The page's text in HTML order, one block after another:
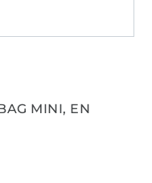
MINI, EN